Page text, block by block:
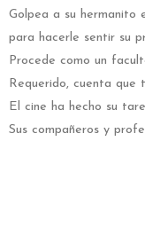
Golpea a su hermanito
para hacerle sentir su
Procede como un
Requerido, cuenta que
El cine ha hecho su
Sus compañeros y